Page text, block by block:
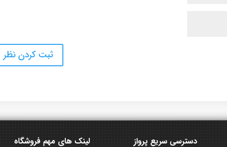
لینک های مهم فروشگاه دسترسی سریع پرواز